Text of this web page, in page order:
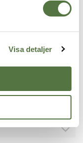
Visa detaljer
Essentials